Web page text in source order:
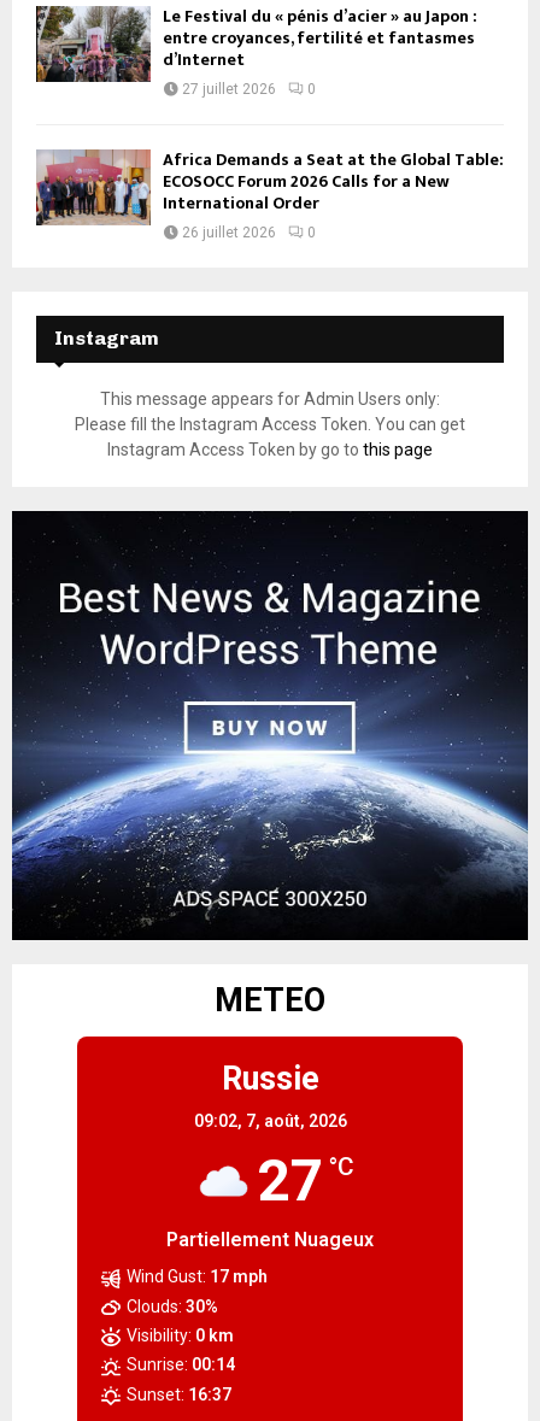
Le Festival du « pénis d’acier » au Japon :
entre croyances, fertilité et fantasmes
d’Internet
27 juillet 2026 0
Africa Demands a Seat at the Global Table:
ECOSOCC Forum 2026 Calls for a New
International Order
26 juillet 2026 0
Instagram
This message appears for Admin Users only:
Please fill the Instagram Access Token. You can get
Instagram Access Token by go to this page
METEO
Russie
09:02, 7, août, 2026
27 °C
Partiellement Nuageux
Wind Gust: 17 mph
Clouds: 30%
Visibility: 0 km
Sunrise: 00:14
Sunset: 16:37